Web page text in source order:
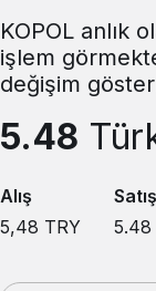
KOPOL anlık
işlem
değişim
5.48
Alış
5,48 TRY
Satış
5.48